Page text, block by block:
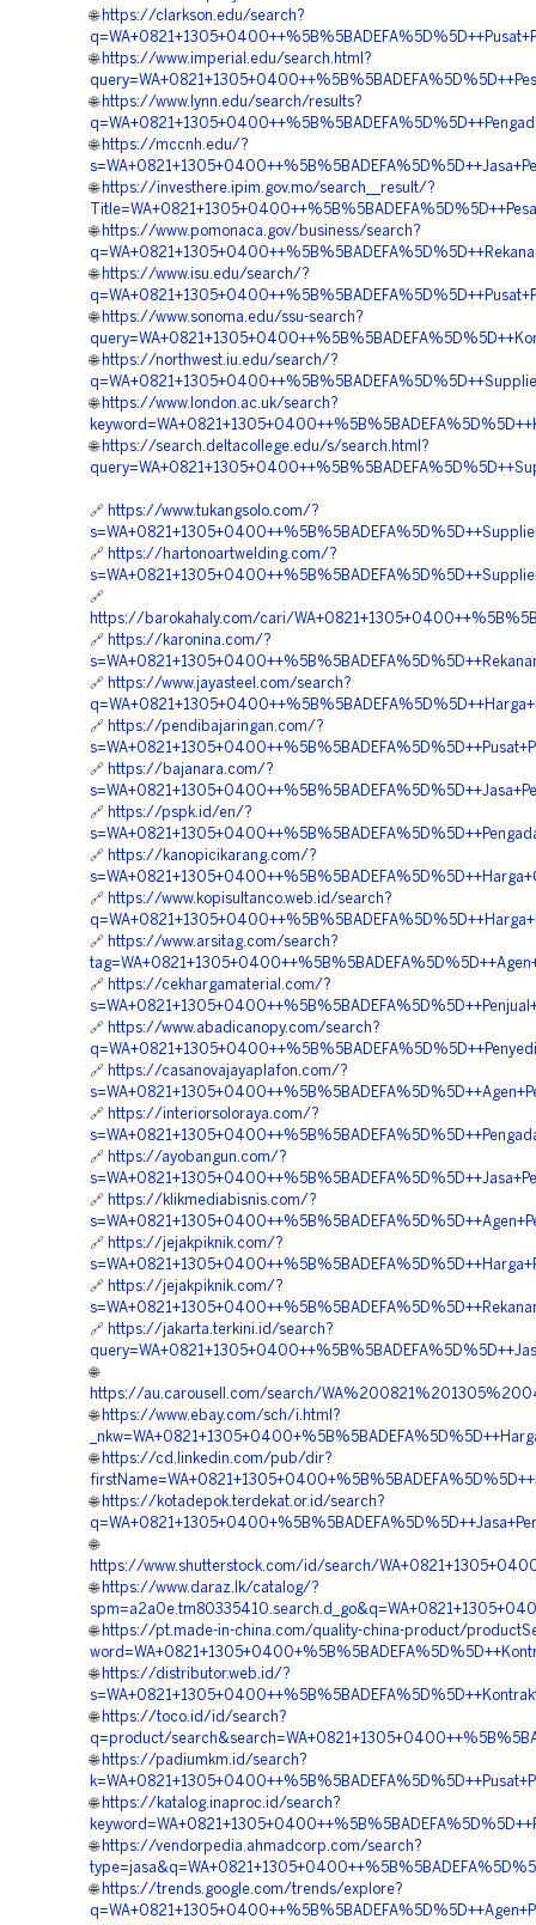
🌐 https://clarkson.edu/search?
🌐 https://www.imperial.edu/search.html?
🌐 https://www.lynn.edu/search/results?
🌐 https://mccnh.edu/?
🌐 https://investhere.ipim.gov.mo/search__result/?
🌐 https://www.pomonaca.gov/business/search?
🌐 https://www.isu.edu/search/?
🌐 https://www.sonoma.edu/ssu-search?
🌐 https://northwest.iu.edu/search/?
🌐 https://www.london.ac.uk/search?
🌐 https://search.deltacollege.edu/s/search.html?
🔗 https://www.tukangsolo.com/?
🔗 https://hartonoartwelding.com/?
🔗
https://barokahaly.com/cari/
🔗 https://karonina.com/?
🔗 https://www.jayasteel.com/search?
🔗 https://pendibajaringan.com/?
🔗 https://bajanara.com/?
🔗 https://pspk.id/en/?
🔗 https://kanopicikarang.com/?
🔗 https://www.kopisultanco.web.id/search?
🔗 https://www.arsitag.com/search?
🔗 https://cekhargamaterial.com/?
🔗 https://www.abadicanopy.com/search?
🔗 https://casanovajayaplafon.com/?
🔗 https://interiorsoloraya.com/?
🔗 https://ayobangun.com/?
🔗 https://klikmediabisnis.com/?
🔗 https://jejakpiknik.com/?
🔗 https://jejakpiknik.com/?
🔗 https://jakarta.terkini.id/search?
🌐
https://au.carousell.com/search/
🌐 https://www.ebay.com/sch/i.html?
🌐 https://cd.linkedin.com/pub/dir?
🌐 https://kotadepok.terdekat.or.id/search?
🌐
https://www.shutterstock.com/id/search/
🌐 https://www.daraz.lk/catalog/?
🌐 https://pt.made-in-china.com/quality-china-product/
🌐 https://distributor.web.id/?
🌐 https://toco.id/id/search?
q=product/
🌐 https://padiumkm.id/search?
🌐 https://katalog.inaproc.id/search?
🌐 https://vendorpedia.ahmadcorp.com/search?
🌐 https://trends.google.com/trends/explore?